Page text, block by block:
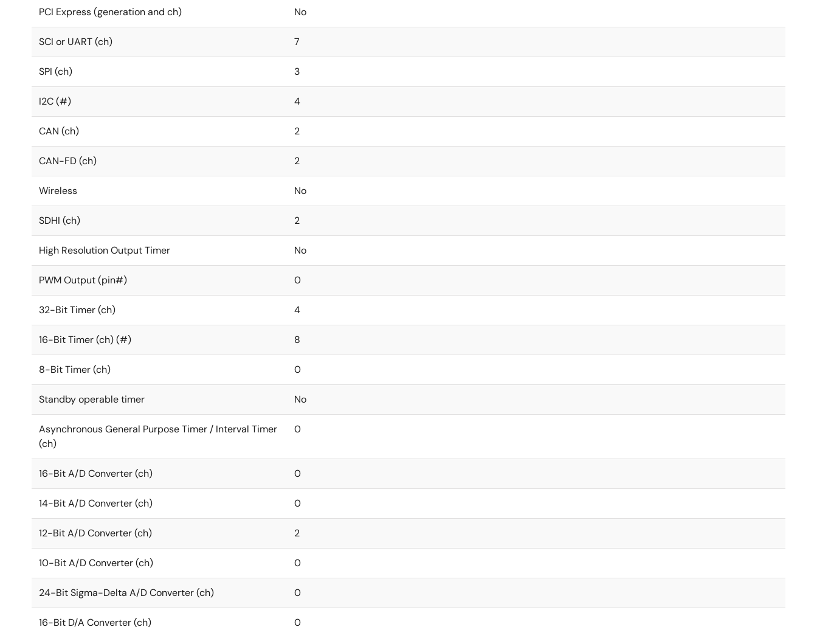
PCI Express (generation and ch) No
SCI or UART (ch) 7
SPI (ch) 3
I2C (#) 4
CAN (ch) 2
CAN-FD (ch) 2
Wireless No
SDHI (ch) 2
High Resolution Output Timer No
PWM Output (pin#) 0
32-Bit Timer (ch) 4
16-Bit Timer (ch) (#) 8
8-Bit Timer (ch) 0
Standby operable timer No
Asynchronous General Purpose Timer / Interval Timer
(ch)
0
16-Bit A/D Converter (ch) 0
14-Bit A/D Converter (ch) 0
12-Bit A/D Converter (ch) 2
10-Bit A/D Converter (ch) 0
24-Bit Sigma-Delta A/D Converter (ch) 0
16-Bit D/A Converter (ch) 0